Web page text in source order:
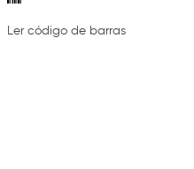
Ler código de barras